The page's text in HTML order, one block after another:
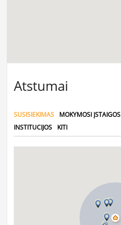
Atstumai
SUSISIEKIMAS MOKYMOSI ĮSTAIGOS
INSTITUCIJOS
KITI